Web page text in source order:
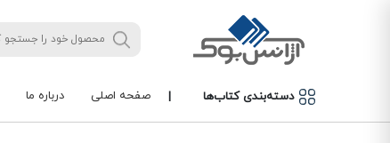
دسته‌بندی کتاب‌ها | صفحه اصلی درباره ما